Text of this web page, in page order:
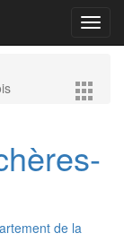
de la